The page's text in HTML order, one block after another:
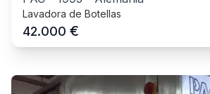
Lavadora de Botellas
42.000 €